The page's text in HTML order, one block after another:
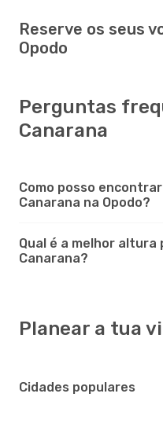
Reserve os seus
Opodo
Perguntas
Canarana
Como posso
Canarana na Opodo?
Qual é a melhor altura
Canarana?
Planear a tua
Cidades populares